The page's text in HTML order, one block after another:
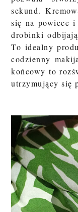
sekund.
się na powiece
drobinki
To idealny
codzienny
końcowy to
utrzymujący się